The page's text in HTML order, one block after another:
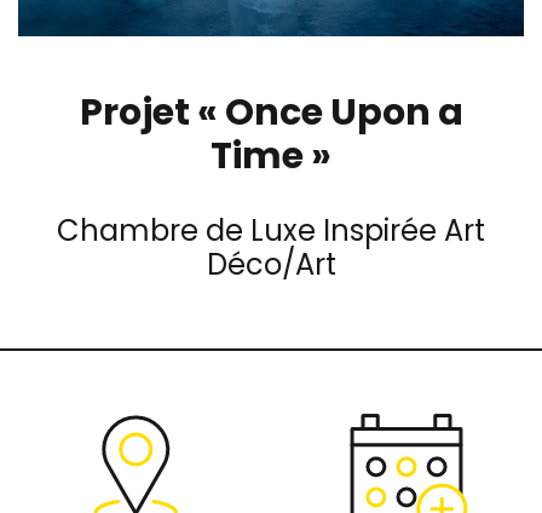
Projet « Once Upon a
Time »
Chambre de Luxe Inspirée Art
Déco/Art